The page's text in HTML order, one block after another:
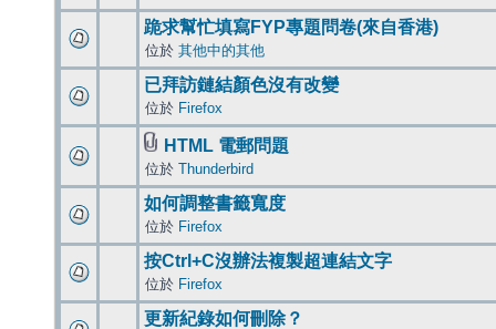
跪求幫忙填寫FYP專題問卷(來自香港)
位於 其他中的其他
已拜訪鏈結顏色沒有改變
位於 Firefox
HTML 電郵問題
位於 Thunderbird
如何調整書籤寬度
位於 Firefox
按Ctrl+C沒辦法複製超連結文字
位於 Firefox
更新紀錄如何刪除？